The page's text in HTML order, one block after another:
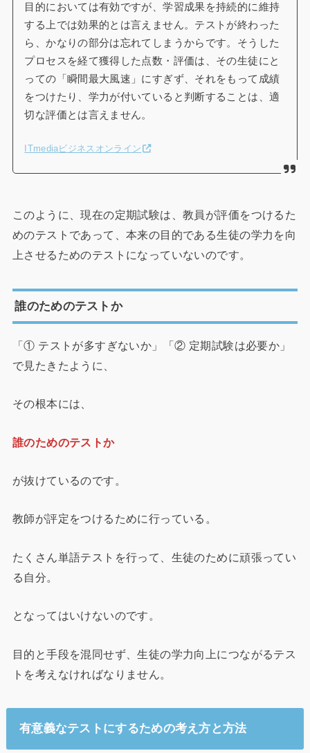
目的においては有効ですが、学習成果を持続的に維持
する上では効果的とは言えません。テストが終わった
ら、かなりの部分は忘れてしまうからです。そうした
プロセスを経て獲得した点数・評価は、その生徒にと
っての「瞬間最大風速」にすぎず、それをもって成績
をつけたり、学力が付いていると判断することは、適
切な評価とは言えません。
ITmediaビジネスオンライン
このように、現在の定期試験は、教員が評価をつけるた
めのテストであって、本来の目的である生徒の学力を向
上させるためのテストになっていないのです。
誰のためのテストか
「① テストが多すぎないか」「② 定期試験は必要か」
で見たきたように、
その根本には、
誰のためのテストか
が抜けているのです。
教師が評定をつけるために行っている。
たくさん単語テストを行って、生徒のために頑張ってい
る自分。
となってはいけないのです。
目的と手段を混同せず、生徒の学力向上につながるテス
トを考えなければなりません。
有意義なテストにするための考え方と方法